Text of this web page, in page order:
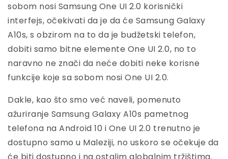
sobom nosi Samsung One UI 2.0 korisnički
interfejs, očekivati da je da će Samsung Galaxy
A10s, s obzirom na to da je budžetski telefon,
dobiti samo bitne elemente One UI 2.0, no to
naravno ne znači da neće dobiti neke korisne
funkcije koje sa sobom nosi One UI 2.0.
Dakle, kao što smo već naveli, pomenuto
ažuriranje Samsung Galaxy A10s pametnog
telefona na Android 10 i One UI 2.0 trenutno je
dostupno samo u Maleziji, no uskoro se očekuje da